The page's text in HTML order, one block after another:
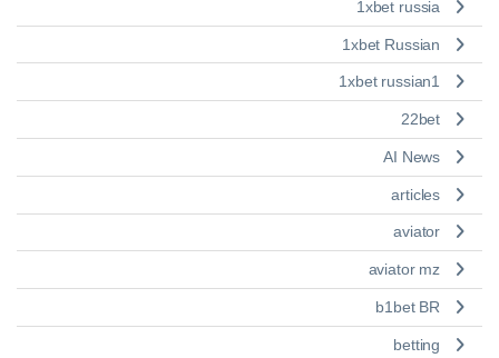
1xbet russia
1xbet Russian
1xbet russian1
22bet
AI News
articles
aviator
aviator mz
b1bet BR
betting